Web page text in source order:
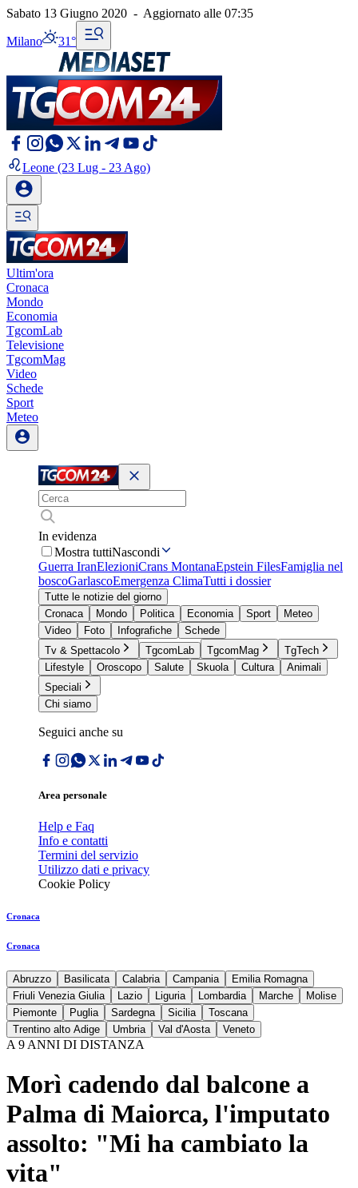
Sabato 13 Giugno 2020 - Aggiornato alle 07:35
Milano 31°
Leone (23 Lug - 23 Ago)
Ultim'ora
Cronaca
Mondo
Economia
TgcomLab
Televisione
TgcomMag
Video
Schede
Sport
Meteo
In evidenza
Mostra tuttiNascondi
Guerra IranElezioniCrans MontanaEpstein FilesFamiglia nel
boscoGarlascoEmergenza ClimaTutti i dossier
Tutte le notizie del giorno
Cronaca
Mondo Politica Economia Sport
Meteo
Video
Foto Infografiche
Schede
Tv & Spettacolo
TgcomLab TgcomMag
TgTech
Lifestyle
Oroscopo Salute Skuola Cultura
Animali
Speciali
Chi siamo
Seguici anche su
Area personale
Help e Faq
Info e contatti
Termini del servizio
Utilizzo dati e privacy
Cookie Policy
Cronaca
Cronaca
Abruzzo Basilicata Calabria Campania
Emilia Romagna
Friuli Venezia Giulia
Lazio Liguria Lombardia Marche
Molise
Piemonte
Puglia Sardegna Sicilia
Toscana
Trentino alto Adige
Umbria Val d'Aosta Veneto
A 9 ANNI DI DISTANZA
Morì cadendo dal balcone a
Palma di Maiorca, l'imputato
assolto: "Mi ha cambiato la
vita"